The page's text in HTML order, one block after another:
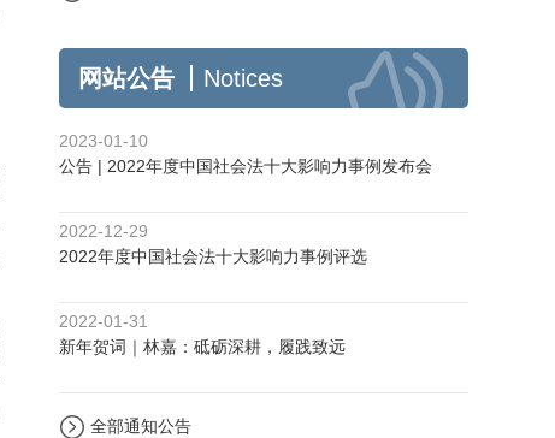
网站公告 Notices
2023-01-10
公告 | 2022年度中国社会法十大影响力事例发布会
2022-12-29
2022年度中国社会法十大影响力事例评选
2022-01-31
新年贺词｜林嘉：砥砺深耕，履践致远
全部通知公告